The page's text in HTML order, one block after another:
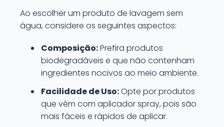
Ao escolher um produto de lavagem sem
água, considere os seguintes aspectos:
Composição:Prefira produtos
biodegradáveis e que não contenham
ingredientes nocivos ao meio ambiente.
Facilidade de Uso:Opte por produtos
que vêm com aplicador spray, pois são
mais fáceis e rápidos de aplicar.